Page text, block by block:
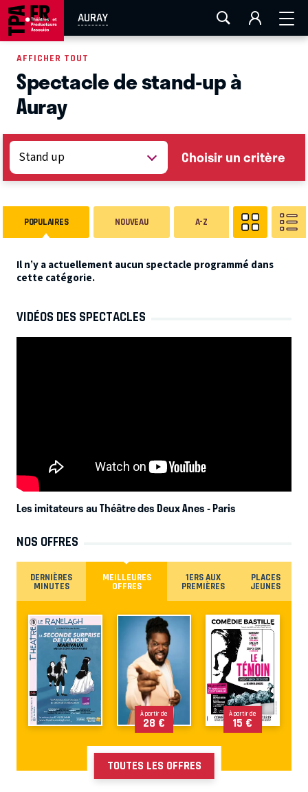
AURAY
AIX-MARSEILLE LA ROCHELLE
EN TOURNÉE
AFFICHER TOUT
Spectacle de stand-up à
Auray
Choisir un critère
POPULAIRES NOUVEAU A-Z
Il n’y a actuellement aucun spectacle programmé dans
cette catégorie.
VIDÉOS DES SPECTACLES
Les imitateurs au Théâtre des Deux Anes- Paris
NOS OFFRES
DERNIÈRES
MINUTES
MEILLEURES
OFFRES
1ERS AUX
PREMIÈRES
PLACES
JEUNES
À partir de
28 €
À partir de
15 €
TOUTES LES OFFRES